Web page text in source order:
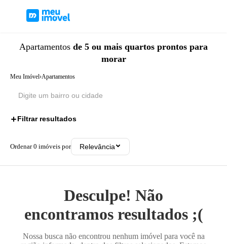
Apartamentos de 5 ou mais quartos prontos para
morar
Meu Imóvel›Apartamentos
Filtrar resultados
Ordenar0 imóveis por Relevância
Desculpe! Não
encontramos resultados ;(
Nossa busca não encontrou nenhum imóvel para você na